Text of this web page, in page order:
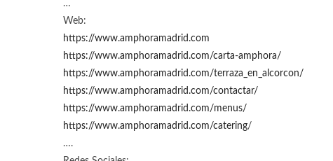
…
Web:
https://www.amphoramadrid.com
https://www.amphoramadrid.com/carta-amphora/
https://www.amphoramadrid.com/terraza_en_alcorcon/
https://www.amphoramadrid.com/contactar/
https://www.amphoramadrid.com/menus/
https://www.amphoramadrid.com/catering/
….